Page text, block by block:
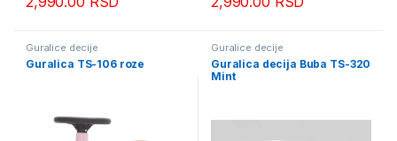
Guralice decije
Guralica TS-106 roze
Guralice decije
Guralica decija Buba TS-320
Mint